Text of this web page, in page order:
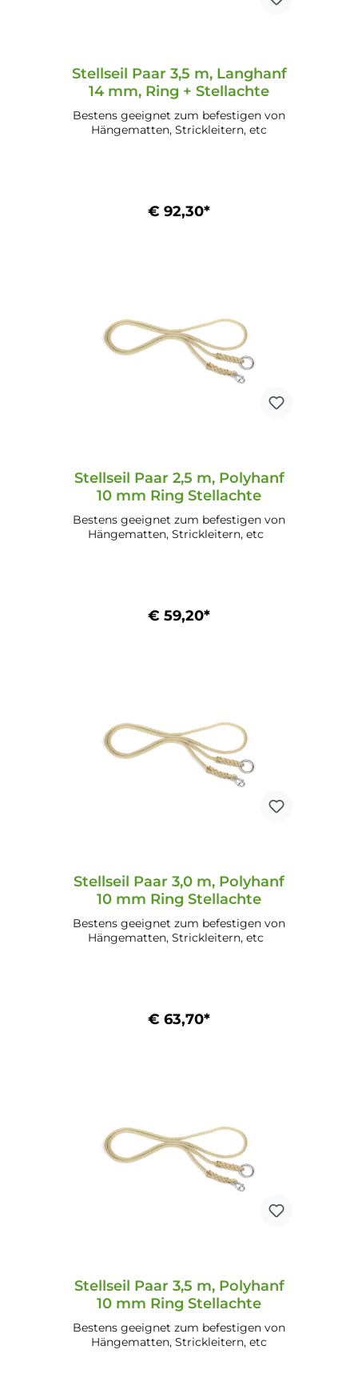
Stellseil Paar 3,5 m, Langhanf
14 mm, Ring + Stellachte
Bestens geeignet zum befestigen von
Hängematten, Strickleitern, etc
€ 92,30*
Stellseil Paar 2,5 m, Polyhanf
10 mm Ring Stellachte
Bestens geeignet zum befestigen von
Hängematten, Strickleitern, etc
€ 59,20*
Stellseil Paar 3,0 m, Polyhanf
10 mm Ring Stellachte
Bestens geeignet zum befestigen von
Hängematten, Strickleitern, etc
€ 63,70*
Stellseil Paar 3,5 m, Polyhanf
10 mm Ring Stellachte
Bestens geeignet zum befestigen von
Hängematten, Strickleitern, etc